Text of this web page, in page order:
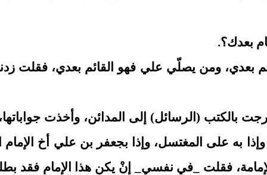
بعدك؟.
بعدي، ومن يصلّي علي فهو القائم بعدي، فقلت
بالكتب (الرسائل) إلى المدائن، وأخذت
وإذا به على المغتسل، وإذا بجعفر بن علي أخ
والإمامة، فقلت _في نفسي_ إنْ يكن هذا الإمام